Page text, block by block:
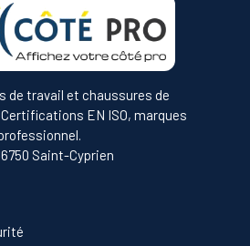
de travail et chaussures de
EN ISO, marques
Saint-Cyprien